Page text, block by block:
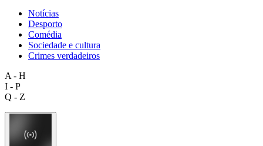
Notícias
Desporto
Comédia
Sociedade e cultura
Crimes verdadeiros
A - H
I - P
Q - Z